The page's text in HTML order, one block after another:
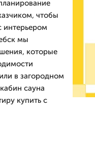
чтобы
интерьером
мы
которые
в загородном
сауна
купить с